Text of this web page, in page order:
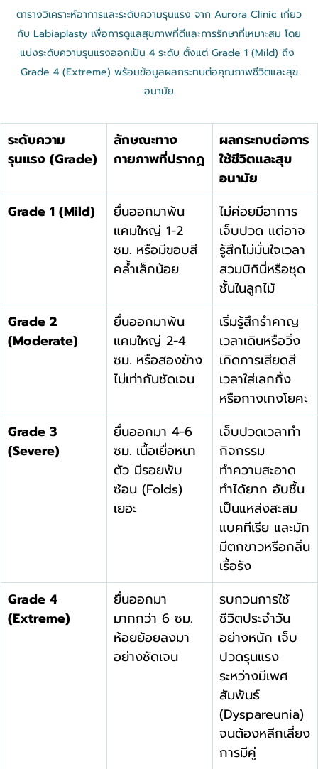
ตารางวิเคราะห์อาการและระดับความรุนแรง จาก Aurora Clinic เกี่ยว
กับ Labiaplasty เพื่อการดูแลสุขภาพที่ดีและการรักษาที่เหมาะสม โดย
แบ่งระดับความรุนแรงออกเป็น 4 ระดับ ตั้งแต่ Grade 1 (Mild) ถึง
Grade 4 (Extreme) พร้อมข้อมูลผลกระทบต่อคุณภาพชีวิตและสุข
อนามัย
ระดับความ
รุนแรง (Grade)
ลักษณะทาง
กายภาพที่ปรากฏ
ผลกระทบต่อการ
ใช้ชีวิตและสุข
อนามัย
Grade 1 (Mild)
ยื่นออกมาพ้น
แคมใหญ่ 1-2
ซม. หรือมีขอบสี
คล้ำเล็กน้อย
ไม่ค่อยมีอาการ
เจ็บปวด แต่อาจ
รู้สึกไม่มั่นใจเวลา
สวมบิกินี่หรือชุด
ชั้นในลูกไม้
Grade 2
(Moderate)
ยื่นออกมาพ้น
แคมใหญ่ 2-4
ซม. หรือสองข้าง
ไม่เท่ากันชัดเจน
เริ่มรู้สึกรำคาญ
เวลาเดินหรือวิ่ง
เกิดการเสียดสี
เวลาใส่เลกกิ้ง
หรือกางเกงโยคะ
Grade 3
(Severe)
ยื่นออกมา 4-6
ซม. เนื้อเยื่อหนา
ตัว มีรอยพับ
ซ้อน (Folds)
เยอะ
เจ็บปวดเวลาทำ
กิจกรรม
ทำความสะอาด
ทำได้ยาก อับชื้น
เป็นแหล่งสะสม
แบคทีเรีย และมัก
มีตกขาวหรือกลิ่น
เรื้อรัง
Grade 4
(Extreme)
ยื่นออกมา
มากกว่า 6 ซม.
ห้อยย้อยลงมา
อย่างชัดเจน
รบกวนการใช้
ชีวิตประจำวัน
อย่างหนัก เจ็บ
ปวดรุนแรง
ระหว่างมีเพศ
สัมพันธ์
(Dyspareunia)
จนต้องหลีกเลี่ยง
การมีคู่